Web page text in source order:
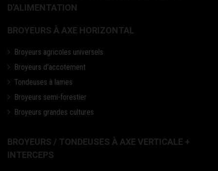
D'ALIMENTATION
BROYEURS À AXE HORIZONTAL
Broyeurs agricoles universels
Broyeurs d'accotement
Tondeuses à lames
Broyeurs semi-forestier
Broyeurs grandes cultures
BROYEURS / TONDEUSES À AXE VERTICALE +
INTERCEPS